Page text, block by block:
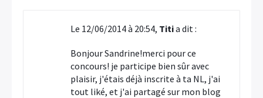
Le 12/06/2014 à 20:54, Titia dit :
Bonjour Sandrine!merci pour ce
concours! je participe bien sûr avec
plaisir, j'étais déjà inscrite à ta NL, j'ai
tout liké, et j'ai partagé sur mon blog